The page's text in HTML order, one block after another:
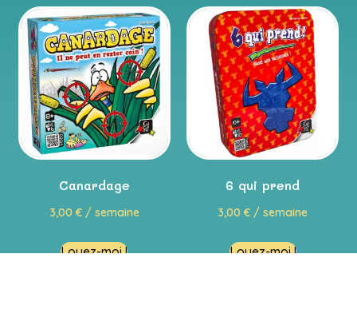
Canardage
3,00 €/ semaine
Louez-moi !
6 qui prend
3,00€ / semaine
Louez-moi !